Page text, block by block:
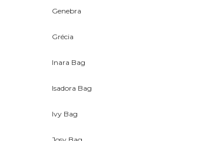
Genebra
Grécia
Inara Bag
Isadora Bag
Ivy Bag
Josy Bag